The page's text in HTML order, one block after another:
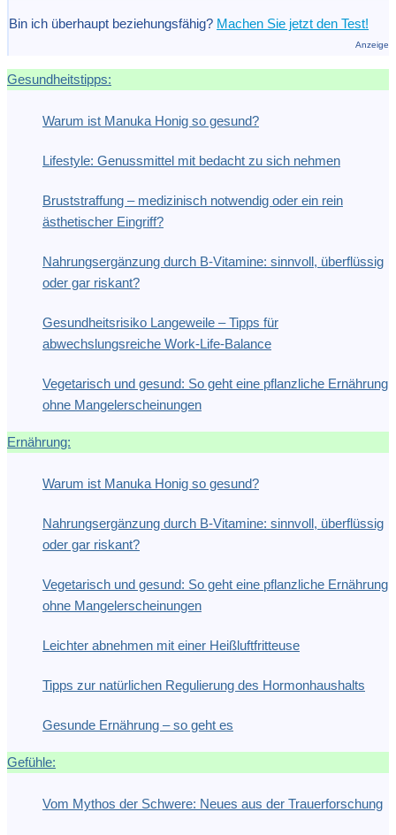
Bin ich überhaupt beziehungsfähig? Machen Sie jetzt den Test!
Anzeige
Gesundheitstipps:
Warum ist Manuka Honig so gesund?
Lifestyle: Genussmittel mit bedacht zu sich nehmen
Bruststraffung – medizinisch notwendig oder ein rein
ästhetischer Eingriff?
Nahrungsergänzung durch B-Vitamine: sinnvoll, überflüssig
oder gar riskant?
Gesundheitsrisiko Langeweile – Tipps für
abwechslungsreiche Work-Life-Balance
Vegetarisch und gesund: So geht eine pflanzliche Ernährung
ohne Mangelerscheinungen
Ernährung:
Warum ist Manuka Honig so gesund?
Nahrungsergänzung durch B-Vitamine: sinnvoll, überflüssig
oder gar riskant?
Vegetarisch und gesund: So geht eine pflanzliche Ernährung
ohne Mangelerscheinungen
Leichter abnehmen mit einer Heißluftfritteuse
Tipps zur natürlichen Regulierung des Hormonhaushalts
Gesunde Ernährung – so geht es
Gefühle:
Vom Mythos der Schwere: Neues aus der Trauerforschung